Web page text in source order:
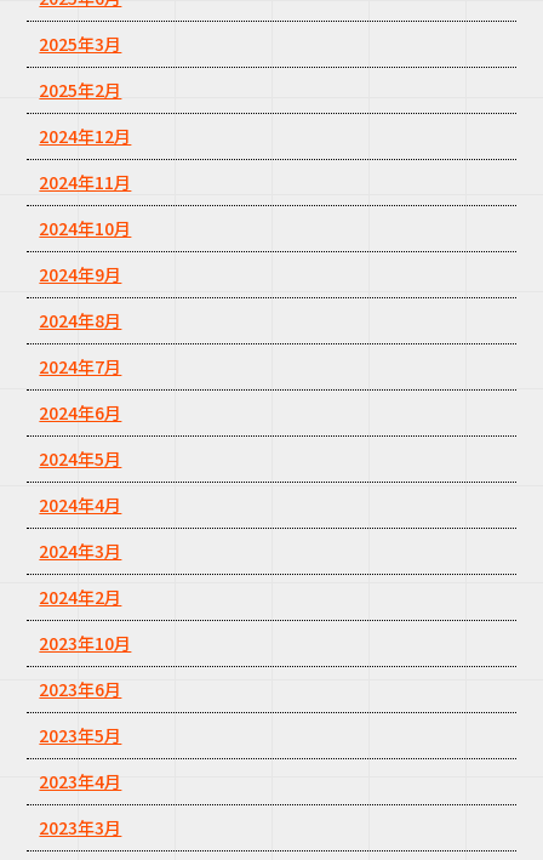
2025年3月
2025年2月
2024年12月
2024年11月
2024年10月
2024年9月
2024年8月
2024年7月
2024年6月
2024年5月
2024年4月
2024年3月
2024年2月
2023年10月
2023年6月
2023年5月
2023年4月
2023年3月